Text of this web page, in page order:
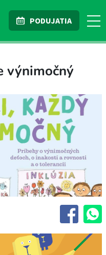
PODUJATIA
výnimočný